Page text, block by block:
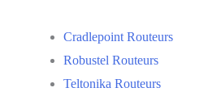
Cradlepoint Routeurs
Robustel Routeurs
Teltonika Routeurs